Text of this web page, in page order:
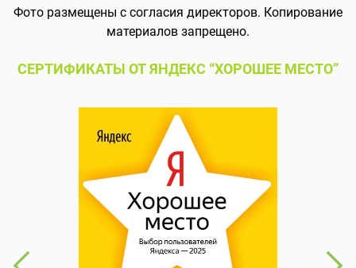
Фото размещены с согласия директоров. Копирование
материалов запрещено.
СЕРТИФИКАТЫ ОТ ЯНДЕКС “ХОРОШЕЕ МЕСТО”